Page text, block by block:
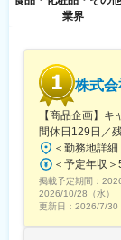
営業活動の
ライフスタ
40～50代の
・生産管理
・営業：2名
小規模なチ
める環境で
います。
■求人の魅力
業界
株式
【商品企画】
間休日129日／
掲載予定期間：
2026/10/28（水）
更新日： 2026/7/30